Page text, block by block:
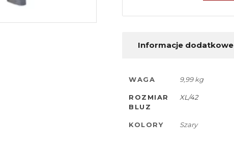
Informacje dodatkowe
WAGA 9,99 kg
ROZMIAR
BLUZ
XL/42
KOLORY Szary